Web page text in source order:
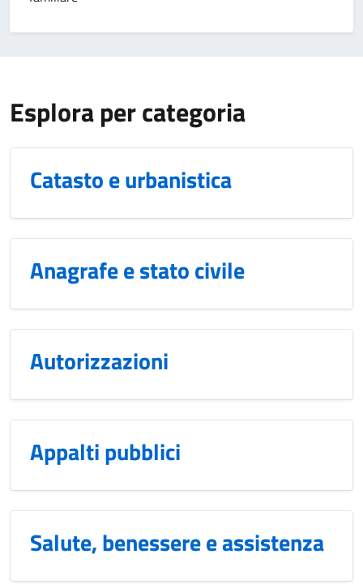
Esplora per categoria
Catasto e urbanistica
Anagrafe e stato civile
Autorizzazioni
Appalti pubblici
Salute, benessere e assistenza